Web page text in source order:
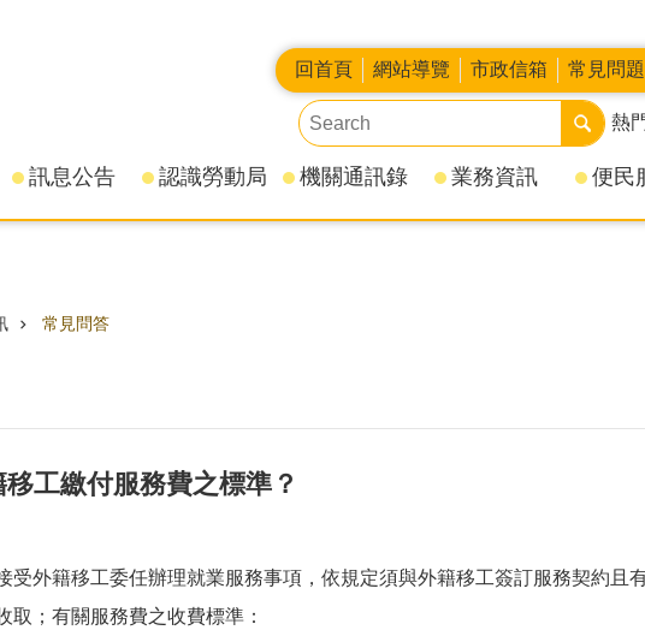
回首頁 網站導覽 市政信箱 常見問題
熱
訊息公告 認識勞動局 機關通訊錄 業務資訊 便民
常見問答
工繳付服務費之標準？
受外籍移工委任辦理就業服務事項，依規定須與外籍移工簽訂服務契約且
取；有關服務費之收費標準：